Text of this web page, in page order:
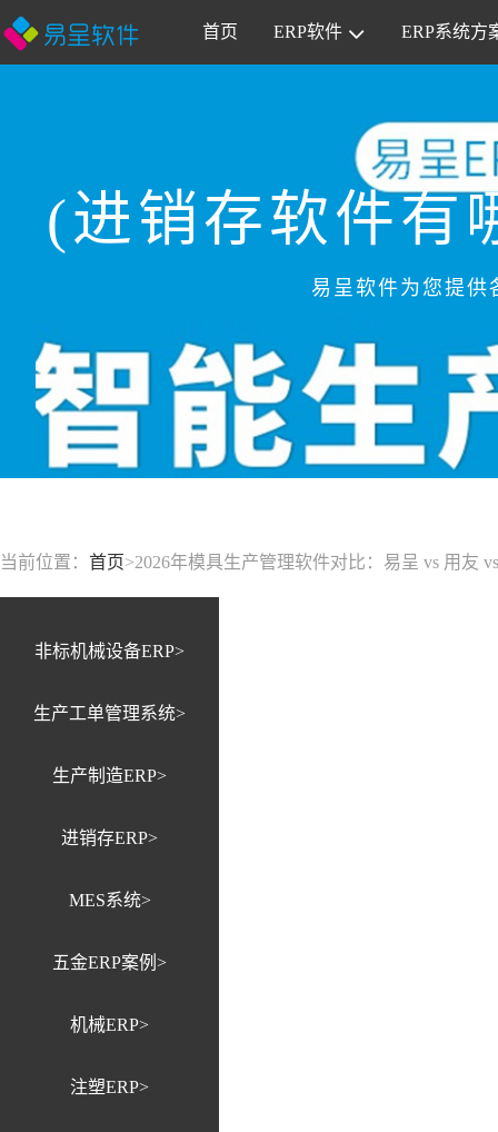
首页 ERP软件 ERP系统方
(进销存软件有
易呈软件为您提供
当前位置： 首页>2026年模具生产管理软件对比：易呈 vs 用友
非标机械设备ERP>
生产工单管理系统>
生产制造ERP>
进销存ERP>
MES系统>
五金ERP案例>
机械ERP>
注塑ERP>